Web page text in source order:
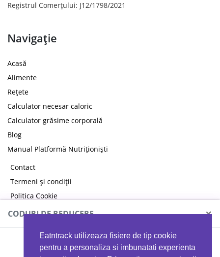
Eatntrack utilizeaza fisiere de tip cookie
pentru a personaliza si imbunatati experienta
Registrul Comerțului: J12/1798/2021
Navigație
Acasă
Alimente
Rețete
Calculator necesar caloric
Calculator grăsime corporală
Blog
Manual Platformă Nutriționiști
Contact
Termeni și condiții
Politica Cookie
Politica de confidențialitate
CODURI DE REDUCERE ×
MYPROTEIN